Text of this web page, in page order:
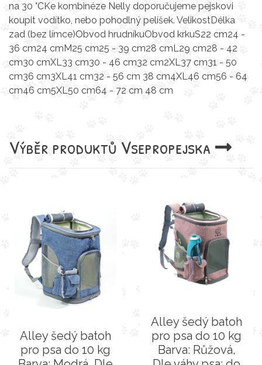
na 30 °CKe kombinéze Nelly doporučujeme pejskovi
koupit vodítko, nebo pohodlný pelíšek. VelikostDélka
zad (bez límce)Obvod hrudníkuObvod krkuS22 cm24 -
36 cm24 cmM25 cm25 - 39 cm28 cmL29 cm28 - 42
cm30 cmXL33 cm30 - 46 cm32 cm2XL37 cm31 - 50
cm36 cm3XL41 cm32 - 56 cm 38 cm4XL46 cm56 - 64
cm46 cm5XL50 cm64 - 72 cm 48 cm
Výběr produktů Vsepropejska
Alley šedý batoh
pro psa do 10 kg
Alley šedý batoh
pro psa do 10 kg
Barva: Růžová,